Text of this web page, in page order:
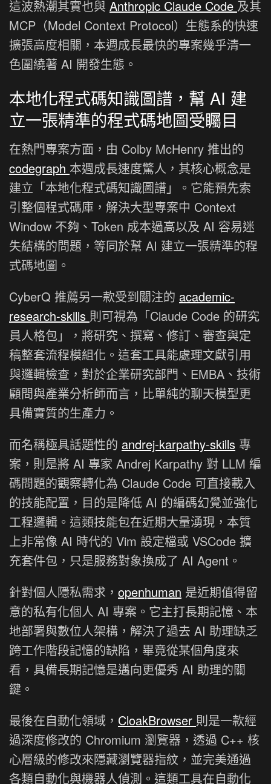
這波熱潮其實也與 Anthropic Claude Code 及其
MCP（Model Context Protocol）生態系的快速
擴張高度相關，本週成長最快的專案幾乎清一
色圍繞著 AI 開發生態。
本地化程式碼知識圖譜，幫 AI 建
立一張精準的程式碼地圖受矚目
在熱門專案方面，由 Colby McHenry 推出的
codegraph 本週成長速度驚人，其核心概念是
建立「本地化程式碼知識圖譜」。它能預先索
引整個程式碼庫，解決大型專案中 Context
Window 不夠、Token 成本過高以及 AI 容易迷
失結構的問題，等同於幫 AI 建立一張精準的程
式碼地圖。
CyberQ 推薦另一款受到關注的 academic-
research-skills 則可視為「Claude Code 的研究
員人格包」，將研究、撰寫、修訂、審查與定
稿整套流程模組化。這套工具能處理文獻引用
與邏輯檢查，對於企業研究部門、EMBA、技術
顧問與產業分析師而言，比單純的聊天模型更
具備實質的生產力。
而名稱極具話題性的 andrej-karpathy-skills 專
案，則是將 AI 專家 Andrej Karpathy 對 LLM 編
碼問題的觀察轉化為 Claude Code 可直接載入
的技能配置，目的是降低 AI 的編碼幻覺並強化
工程邏輯。這類技能包在近期大量湧現，本質
上非常像 AI 時代的 Vim 設定檔或 VSCode 擴
充套件包，只是服務對象換成了 AI Agent。
針對個人隱私需求， openhuman 是近期值得留
意的私有化個人 AI 專案。它主打長期記憶、本
地部署與數位人架構，解決了過去 AI 助理缺乏
跨工作階段記憶的缺陷，畢竟從某個角度來
看，具備長期記憶是邁向更優秀 AI 助理的關
鍵。
最後在自動化領域， CloakBrowser 則是一款經
過深度修改的 Chromium 瀏覽器，透過 C++ 核
心層級的修改來隱藏瀏覽器指紋，並完美通過
各類自動化與機器人偵測。這類工具在自動化